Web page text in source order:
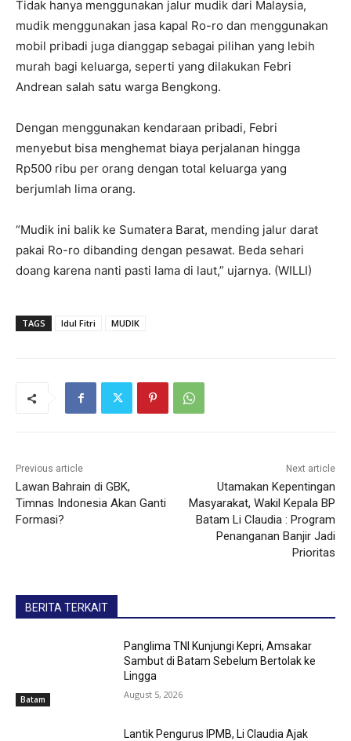
Tidak hanya menggunakan jalur mudik dari Malaysia,
mudik menggunakan jasa kapal Ro-ro dan menggunakan
mobil pribadi juga dianggap sebagai pilihan yang lebih
murah bagi keluarga, seperti yang dilakukan Febri
Andrean salah satu warga Bengkong.
Dengan menggunakan kendaraan pribadi, Febri
menyebut bisa menghemat biaya perjalanan hingga
Rp500 ribu per orang dengan total keluarga yang
berjumlah lima orang.
“Mudik ini balik ke Sumatera Barat, mending jalur darat
pakai Ro-ro dibanding dengan pesawat. Beda sehari
doang karena nanti pasti lama di laut,” ujarnya. (WILLI)
TAGS Idul Fitri MUDIK
Previous article
Lawan Bahrain di GBK,
Timnas Indonesia Akan Ganti
Formasi?
Next article
Utamakan Kepentingan
Masyarakat, Wakil Kepala BP
Batam Li Claudia : Program
Penanganan Banjir Jadi
Prioritas
BERITA TERKAIT
Batam
Panglima TNI Kunjungi Kepri, Amsakar
Sambut di Batam Sebelum Bertolak ke
Lingga
August 5, 2026
Lantik Pengurus IPMB, Li Claudia Ajak